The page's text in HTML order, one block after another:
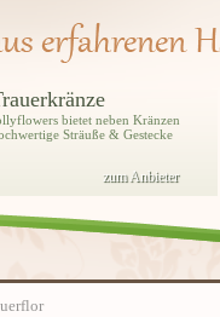
bietet neben Kränzen
Sträuße & Gestecke
zum Anbieter